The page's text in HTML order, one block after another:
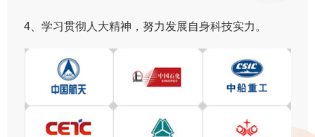
4、学习贯彻人大精神，努力发展自身科技实力。